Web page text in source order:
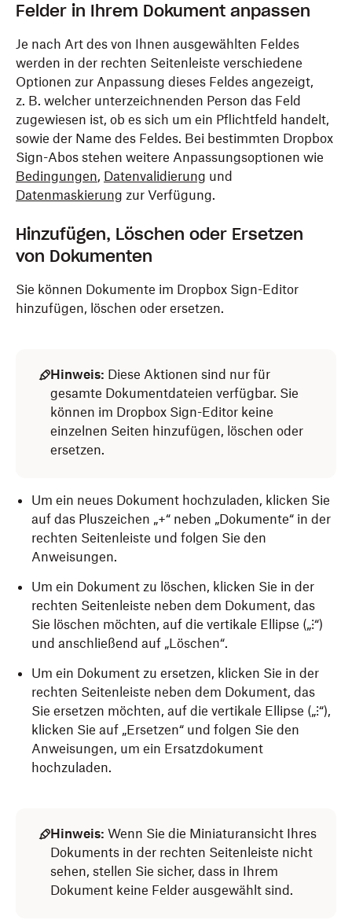
Felder in Ihrem Dokument anpassen
Je nach Art des von Ihnen ausgewählten Feldes
werden in der rechten Seitenleiste verschiedene
Optionen zur Anpassung dieses Feldes angezeigt,
z. B. welcher unterzeichnenden Person das Feld
zugewiesen ist, ob es sich um ein Pflichtfeld handelt,
sowie der Name des Feldes. Bei bestimmten Dropbox
Sign-Abos stehen weitere Anpassungsoptionen wie
Bedingungen, Datenvalidierung und
Datenmaskierung zur Verfügung.
Hinzufügen, Löschen oder Ersetzen
von Dokumenten
Sie können Dokumente im Dropbox Sign-Editor
hinzufügen, löschen oder ersetzen.
Hinweis: Diese Aktionen sind nur für
gesamte Dokumentdateien verfügbar. Sie
können im Dropbox Sign-Editor keine
einzelnen Seiten hinzufügen, löschen oder
ersetzen.
Um ein neues Dokument hochzuladen, klicken Sie
auf das Pluszeichen „+“ neben „Dokumente“ in der
rechten Seitenleiste und folgen Sie den
Anweisungen.
Um ein Dokument zu löschen, klicken Sie in der
rechten Seitenleiste neben dem Dokument, das
Sie löschen möchten, auf die vertikale Ellipse („⁝“)
und anschließend auf „Löschen“.
Um ein Dokument zu ersetzen, klicken Sie in der
rechten Seitenleiste neben dem Dokument, das
Sie ersetzen möchten, auf die vertikale Ellipse („⁝“),
klicken Sie auf „Ersetzen“ und folgen Sie den
Anweisungen, um ein Ersatzdokument
hochzuladen.
Hinweis: Wenn Sie die Miniaturansicht Ihres
Dokuments in der rechten Seitenleiste nicht
sehen, stellen Sie sicher, dass in Ihrem
Dokument keine Felder ausgewählt sind.